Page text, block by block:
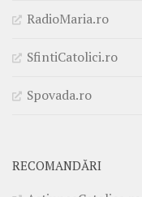
RadioMaria.ro
SfintiCatolici.ro
Spovada.ro
RECOMANDĂRI